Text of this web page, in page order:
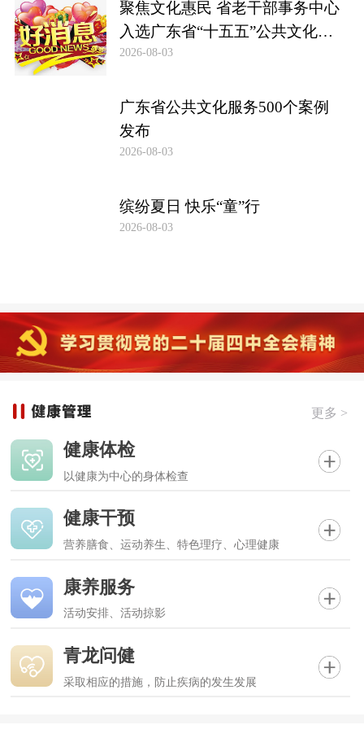
聚焦文化惠民 省老干部事务中心
入选广东省“十五五”公共文化服
务主体名单
2026-08-03
广东省公共文化服务500个案例
发布
2026-08-03
缤纷夏日 快乐“童”行
2026-08-03
更多 >
健康体检
以健康为中心的身体检查
健康干预
营养膳食、运动养生、特色理疗、心理健康
康养服务
活动安排、活动掠影
青龙问健
采取相应的措施，防止疾病的发生发展